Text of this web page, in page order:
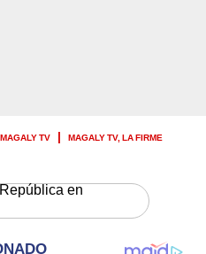
MAGALY TV
MAGALY TV, LA FIRME
en